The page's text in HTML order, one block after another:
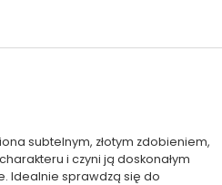
subtelnym, złotym zdobieniem,
i czyni ją doskonałym
Idealnie sprawdzą się do